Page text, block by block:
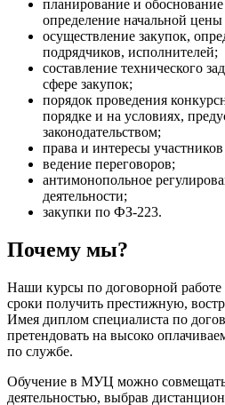
планирование и
определение начальной цены
осуществление закупок,
подрядчиков, исполнителей;
составление технического
сфере закупок;
порядок проведения
порядке и на условиях,
законодательством;
права и интересы
ведение переговоров;
антимонопольное
деятельности;
закупки по ФЗ-223.
Почему мы?
Наши курсы по договорной работе
сроки получить престижную,
Имея диплом специалиста по
претендовать на высоко
по службе.
Обучение в МУЦ можно
деятельностью, выбрав